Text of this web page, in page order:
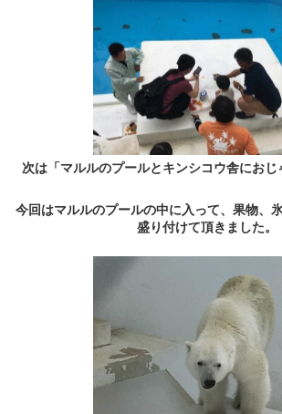
次は「マルルのプールとキンシコウ舎におじ
今回はマルルのプールの中に入って、果物、
盛り付けて頂きました。